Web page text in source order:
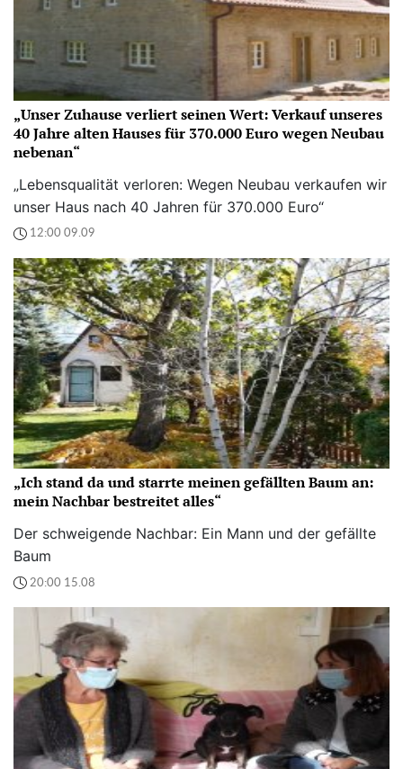
„Unser Zuhause verliert seinen Wert: Verkauf unseres
40 Jahre alten Hauses für 370.000 Euro wegen Neubau
nebenan“
„Lebensqualität verloren: Wegen Neubau verkaufen wir
unser Haus nach 40 Jahren für 370.000 Euro“
12:00 09.09
„Ich stand da und starrte meinen gefällten Baum an:
mein Nachbar bestreitet alles“
Der schweigende Nachbar: Ein Mann und der gefällte
Baum
20:00 15.08